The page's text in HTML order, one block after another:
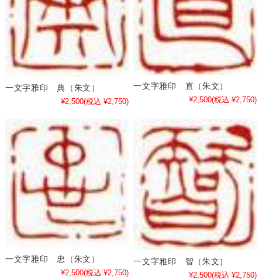
一文字雅印 典（朱文）
¥2,500(税込 ¥2,750)
一文字雅印 直（朱文）
¥2,500(税込 ¥2,750)
一文字雅印 忠（朱文）
¥2,500(税込 ¥2,750)
一文字雅印 智（朱文）
¥2,500(税込 ¥2,750)